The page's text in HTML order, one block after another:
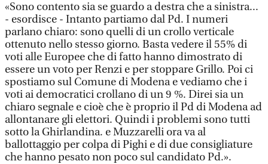
«Sono contento sia se guardo a destra che a sinistra...
- esordisce - Intanto partiamo dal Pd. I numeri
parlano chiaro: sono quelli di un crollo verticale
ottenuto nello stesso giorno. Basta vedere il 55% di
voti alle Europee che di fatto hanno dimostrato di
essere un voto per Renzi e per stoppare Grillo. Poi ci
spostiamo sul Comune di Modena e vediamo che i
voti ai democratici crollano di un 9 %. Direi sia un
chiaro segnale e cioè che è proprio il Pd di Modena ad
allontanare gli elettori. Quindi i problemi sono tutti
sotto la Ghirlandina. e Muzzarelli ora va al
ballottaggio per colpa di Pighi e di due consigliature
che hanno pesato non poco sul candidato Pd.».